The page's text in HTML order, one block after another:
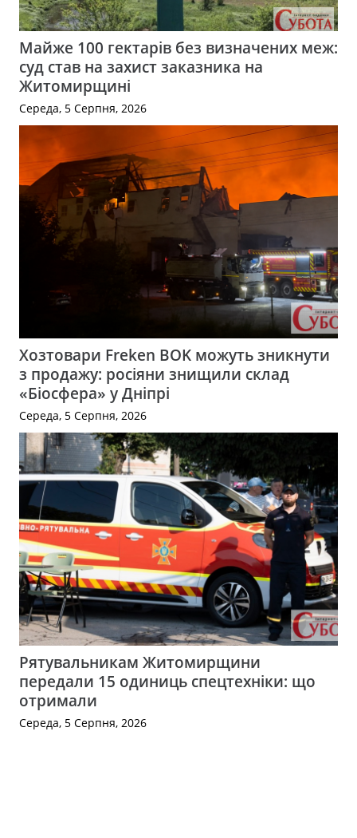
Майже 100 гектарів без визначених меж:
суд став на захист заказника на
Житомирщині
Середа, 5 Серпня, 2026
Хозтовари Freken BOK можуть зникнути
з продажу: росіяни знищили склад
«Біосфера» у Дніпрі
Середа, 5 Серпня, 2026
Рятувальникам Житомирщини
передали 15 одиниць спецтехніки: що
отримали
Середа, 5 Серпня, 2026